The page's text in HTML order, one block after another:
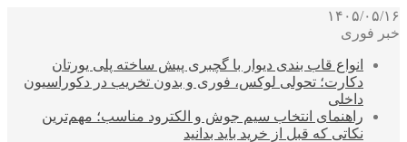
۱۴۰۵/۰۵/۱۶
خبر فوری
انواع قاب بندی دیوار با گچبری پیش ساخته پلی یورتان
دکارت؛ تحولی لوکس، فوری و بدون تخریب در دکوراسیون
داخلی
راهنمای انتخاب سیم جوش و الکترود مناسب؛ مهم‌ترین
نکاتی که قبل از خرید باید بدانید